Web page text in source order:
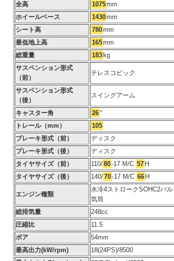
全高
1075mm
ホイールベース
1430mm
シート高
780mm
最低地上高
165mm
総重量
183 kg
サスペンション形式
（前）
テレスコピック
サスペンション形式
（後）
スイングアーム
キャスター角 26°
トレール（mm）
105
ブレーキ形式（前）
ディスク
ブレーキ形式（後）
ディスク
タイヤサイズ（前）
110/80-17 M/C 57 H
タイヤサイズ（後）
140/70-17 M/C 66 H
エンジン種類
水冷4ストロークSOHC2バ
気筒
総排気量
248cc
圧縮比
11.5
ボア
54mm
最高出力(kW/rpm)
18(24PS)/8500